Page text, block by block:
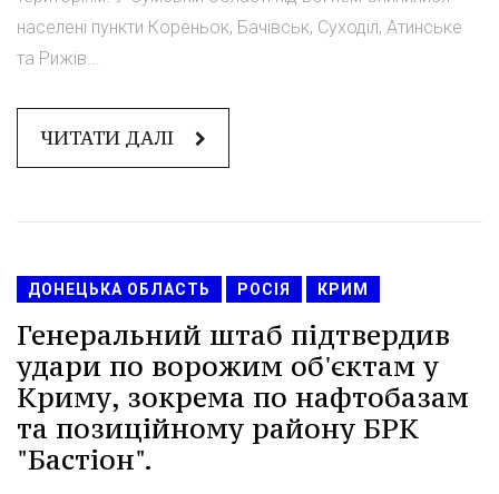
населені пункти Кореньок, Бачівськ, Суходіл, Атинське
та Рижів...
ЧИТАТИ ДАЛІ
ДОНЕЦЬКА ОБЛАСТЬ РОСІЯ КРИМ
Генеральний штаб підтвердив
удари по ворожим об'єктам у
Криму, зокрема по нафтобазам
та позиційному району БРК
"Бастіон".